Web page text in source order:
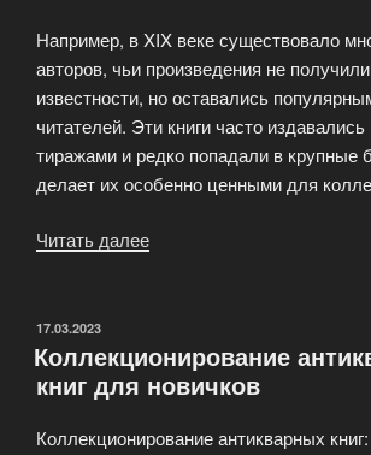
Например, в XIX веке существовало
авторов, чьи произведения не
известности, но оставались
читателей. Эти книги часто
тиражами и редко попадали в крупные
делает их особенно ценными для
Читать далее
писателей»
ОПУБЛИКОВАНО
17.03.2023
Коллекционирование
книг для новичков
Коллекционирование антикварных